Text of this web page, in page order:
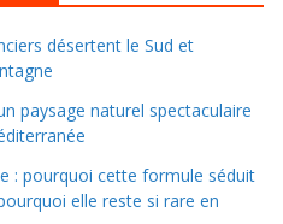
désertent le Sud et
paysage naturel spectaculaire
: pourquoi cette formule séduit
elle reste si rare en